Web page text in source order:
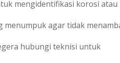
mengidentifikasi korosi atau
menumpuk agar tidak
hubungi teknisi untuk